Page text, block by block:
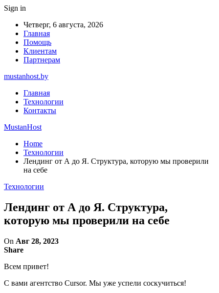
Sign in
Четверг, 6 августа, 2026
Главная
Помощь
Клиентам
Партнерам
mustanhost.by
Главная
Технологии
Контакты
MustanHost
Home
Технологии
Лендинг от А до Я. Структура, которую мы проверили
на себе
Технологии
Лендинг от А до Я. Структура,
которую мы проверили на себе
On Авг 28, 2023
Share
Всем привет!
С вами агентство Cursor. Мы уже успели соскучиться!